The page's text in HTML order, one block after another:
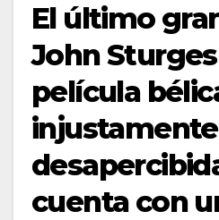
El último
John
película
injustamente
cuenta con